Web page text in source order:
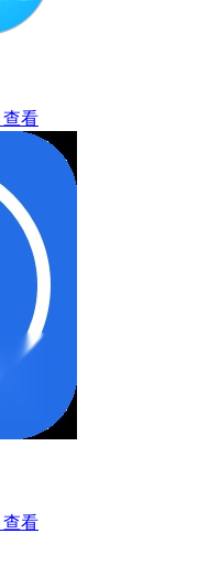
查看
查看